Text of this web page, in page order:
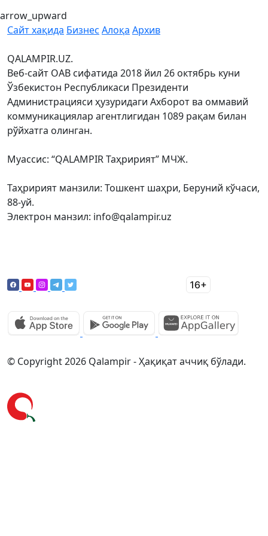
arrow_upward
Сайт хақида Бизнес Алоқа Архив
QALAMPIR.UZ.
Веб-сайт ОАВ сифатида 2018 йил 26 октябрь куни
Ўзбекистон Республикаси Президенти
Администрацияси ҳузуридаги Ахборот ва оммавий
коммуникациялар агентлигидан 1089 рақам билан
рўйхатга олинган.
Муассис: “QALAMPIR Таҳририят” МЧЖ.
Таҳририят манзили: Тошкент шаҳри, Беруний кўчаси,
88-уй.
Электрон манзил: info@qalampir.uz
© Copyright 2026 Qalampir - Ҳақиқат аччиқ бўлади.